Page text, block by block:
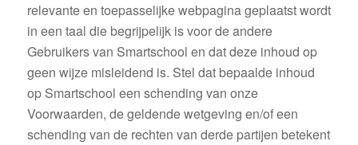
relevante en toepasselijke webpagina geplaatst wordt
in een taal die begrijpelijk is voor de andere
Gebruikers van Smartschool en dat deze inhoud op
geen wijze misleidend is. Stel dat bepaalde inhoud
op Smartschool een schending van onze
Voorwaarden, de geldende wetgeving en/of een
schending van de rechten van derde partijen betekent